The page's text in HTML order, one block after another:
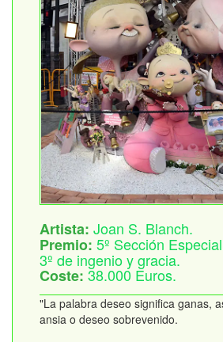
Artista: Joan S. Blanch.
Premio: 5º Sección
3º de ingenio y gracia.
Coste: 38.000 Euros.
"La palabra deseo significa ganas,
ansia o deseo sobrevenido.